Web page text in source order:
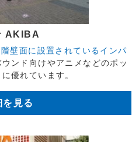
AKIBA
壁面に設置されているインパ
ンド向けやアニメなどのポッ
優れています。
を見る